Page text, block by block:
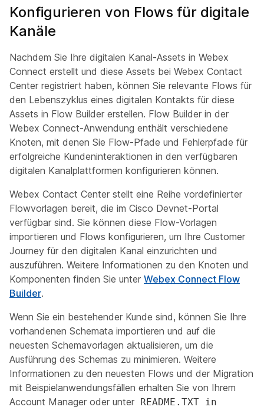
Konfigurieren von Flows für digitale
Kanäle
Nachdem Sie Ihre digitalen Kanal-Assets in Webex
Connect erstellt und diese Assets bei Webex Contact
Center registriert haben, können Sie relevante Flows für
den Lebenszyklus eines digitalen Kontakts für diese
Assets in Flow Builder erstellen. Flow Builder in der
Webex Connect-Anwendung enthält verschiedene
Knoten, mit denen Sie Flow-Pfade und Fehlerpfade für
erfolgreiche Kundeninteraktionen in den verfügbaren
digitalen Kanalplattformen konfigurieren können.
Webex Contact Center stellt eine Reihe vordefinierter
Flowvorlagen bereit, die im Cisco Devnet-Portal
verfügbar sind. Sie können diese Flow-Vorlagen
importieren und Flows konfigurieren, um Ihre Customer
Journey für den digitalen Kanal einzurichten und
auszuführen. Weitere Informationen zu den Knoten und
Komponenten finden Sie unter Webex Connect Flow
Builder.
Wenn Sie ein bestehender Kunde sind, können Sie Ihre
vorhandenen Schemata importieren und auf die
neuesten Schemavorlagen aktualisieren, um die
Ausführung des Schemas zu minimieren. Weitere
Informationen zu den neuesten Flows und der Migration
mit Beispielanwendungsfällen erhalten Sie von Ihrem
Account Manager oder unter README.TXT in